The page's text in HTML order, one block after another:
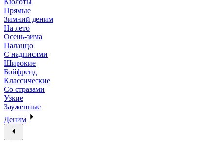
Прямые
Зимний деним
На лето
Осень-зима
Палаццо
С надписями
Широкие
Бойфренд
Классические
Со стразами
Узкие
Зауженные
Деним